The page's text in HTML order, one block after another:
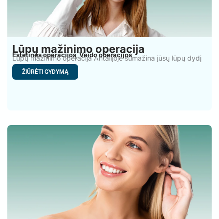
Lūpų mažinimo operacija
Estetinės operacijos,Veido operacijos
Lūpų mažinimo operacija Antalijoje sumažina jūsų lūpų dydį
ir pakeičia
ŽIŪRĖTI GYDYMĄ